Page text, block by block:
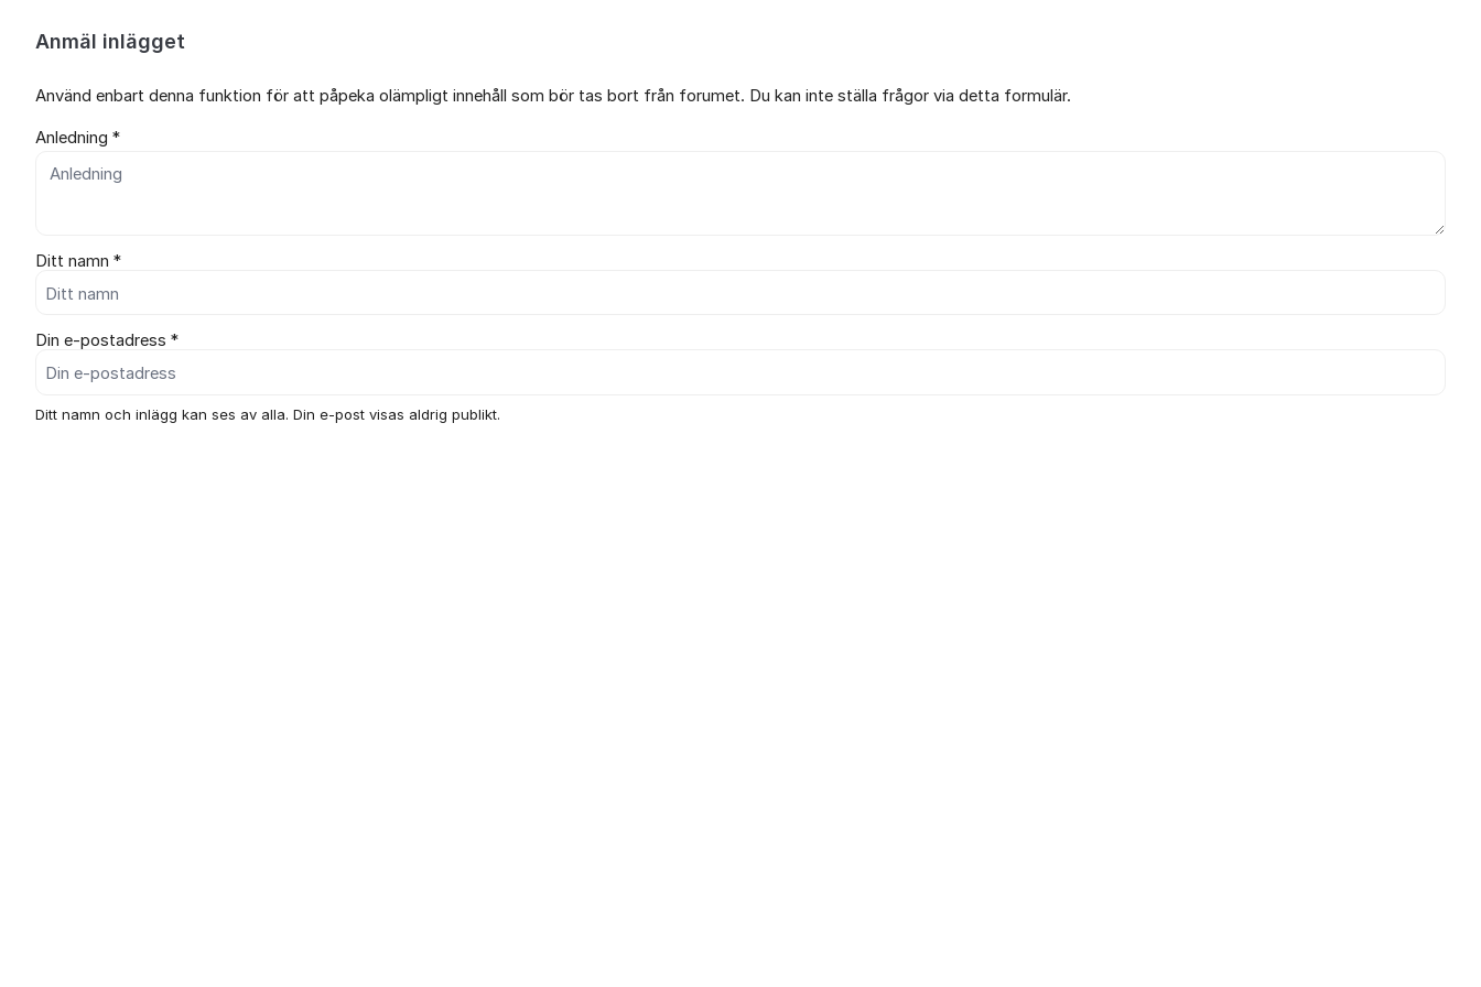
Anmäl inlägget
Använd enbart denna funktion för att påpeka olämpligt innehåll som bör tas bort från forumet. Du kan inte ställa frågor via detta formulär.
Anledning *
Ditt namn *
Din e-postadress *
Ditt namn och inlägg kan ses av alla. Din e-post visas aldrig publikt.